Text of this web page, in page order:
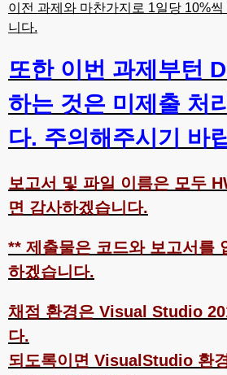
이전 과제와 마찬가지로 1일당 10%
니다.
또한 이번 과제부턴
하는 것은 미제출 처
다. 주의해주시기 바
보고서 및 파일 이름은 모두
면 감사하겠습니다.
** 제출물은 코드와 보고서를
하겠습니다.
채점 환경은 Visual Studio
다.
되도록이면 VisualStudio 환